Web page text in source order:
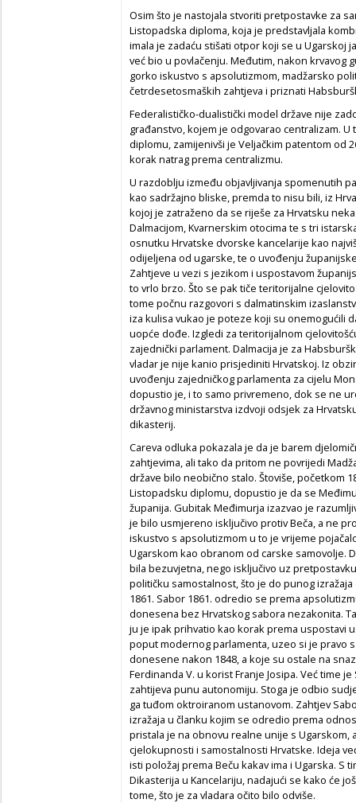
Osim što je nastojala stvoriti pretpostavke za
Listopadska diploma, koja je predstavljala
imala je zadaću stišati otpor koji se u Ugarskoj
već bio u povlačenju. Međutim, nakon krvavog
gorko iskustvo s apsolutizmom, madžarsko
četrdesetosmaških zahtjeva i priznati
Federalističko-dualistički model države nije
građanstvo, kojem je odgovarao centralizam.
diplomu, zamijenivši je Veljačkim patentom od
korak natrag prema centralizmu.
U razdoblju između objavljivanja spomenutih
kao sadržajno bliske, premda to nisu bili, iz
kojoj je zatraženo da se riješe za Hrvatsku
Dalmacijom, Kvarnerskim otocima te s tri
osnutku Hrvatske dvorske kancelarije kao
odijeljena od ugarske, te o uvođenju
Zahtjeve u vezi s jezikom i uspostavom
to vrlo brzo. Što se pak tiče teritorijalne
tome počnu razgovori s dalmatinskim
iza kulisa vukao je poteze koji su onemogućili
uopće dođe. Izgledi za teritorijalnom
zajednički parlament. Dalmacija je za
vladar je nije kanio prisjediniti Hrvatskoj. Iz
uvođenju zajedničkog parlamenta za cijelu
dopustio je, i to samo privremeno, dok se ne
državnog ministarstva izdvoji odsjek za
dikasterij.
Careva odluka pokazala je da je barem
zahtjevima, ali tako da pritom ne povrijedi
države bilo neobično stalo. Štoviše, početkom
Listopadsku diplomu, dopustio je da se
županija. Gubitak Međimurja izazvao je
je bilo usmjereno isključivo protiv Beča, a ne
iskustvo s apsolutizmom u to je vrijeme
Ugarskom kao obranom od carske samovolje.
bila bezuvjetna, nego isključivo uz
političku samostalnost, što je do punog
1861. Sabor 1861. odredio se prema
donesena bez Hrvatskog sabora nezakonita.
ju je ipak prihvatio kao korak prema uspostavi
poput modernog parlamenta, uzeo si je pravo
donesene nakon 1848, a koje su ostale na
Ferdinanda V. u korist Franje Josipa. Već time
zahtijeva punu autonomiju. Stoga je odbio
ga tuđom oktroiranom ustanovom. Zahtjev
izražaja u članku kojim se odredio prema
pristala je na obnovu realne unije s Ugarskom,
cjelokupnosti i samostalnosti Hrvatske. Ideja
isti položaj prema Beču kakav ima i Ugarska. S
Dikasterija u Kancelariju, nadajući se kako će
tome, što je za vladara očito bilo odviše.